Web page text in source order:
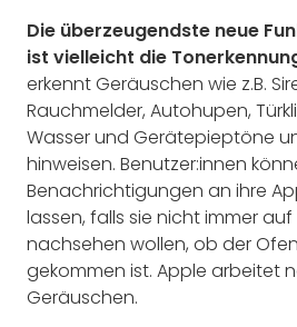
Die überzeugendste neue
ist vielleicht die
erkennt Geräuschen wie z.B.
Rauchmelder, Autohupen,
Wasser und Gerätepieptöne
hinweisen. Benutzer:innen
Benachrichtigungen an ihre
lassen, falls sie nicht immer
nachsehen wollen, ob der
gekommen ist. Apple arbeitet
Geräuschen.